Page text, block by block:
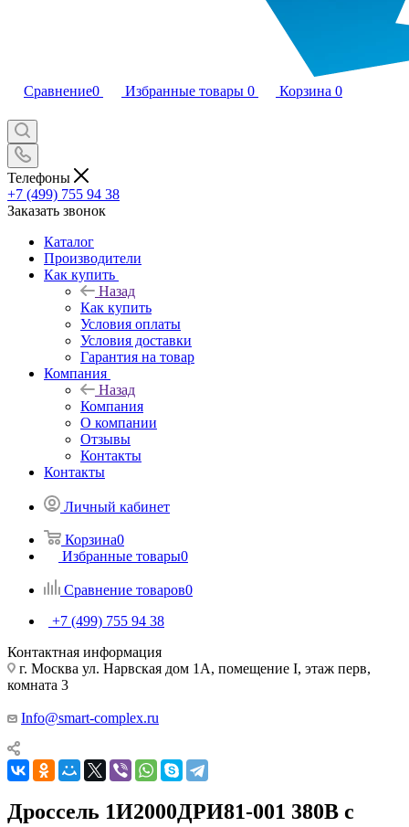
Сравнение0 Избранные товары 0 Корзина 0
Телефоны
+7 (499) 755 94 38
Заказать звонок
Каталог
Производители
Как купить
Назад
Как купить
Условия оплаты
Условия доставки
Гарантия на товар
Компания
Назад
Компания
О компании
Отзывы
Контакты
Контакты
Личный кабинет
Корзина0
Избранные товары0
Сравнение товаров0
+7 (499) 755 94 38
Контактная информация
г. Москва ул. Нарвская дом 1А, помещение I, этаж перв,
комната 3
Info@smart-complex.ru
Дроссель 1И2000ДРИ81-001 380В с